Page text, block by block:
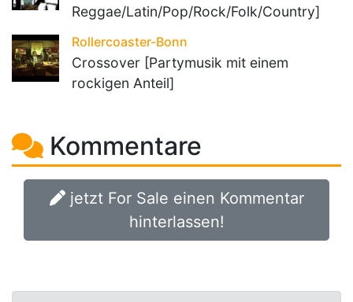
Reggae/Latin/Pop/Rock/Folk/Country]
Rollercoaster-Bonn
Crossover [Partymusik mit einem
rockigen Anteil]
Kommentare
jetzt For Sale einen Kommentar
hinterlassen!